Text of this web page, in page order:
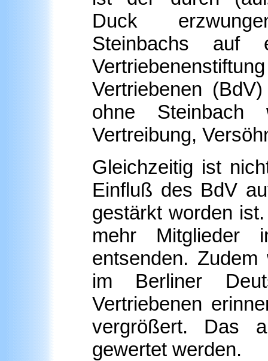
Duck
Steinbachs auf
Vertriebenen
ohne
Vertreibung,
Gleichzeitig ist
Einfluß des BdV
gestärkt worden
mehr Mitglieder
entsenden.
im Berliner
Vertriebenen
vergrößert. Das
gewertet werden.